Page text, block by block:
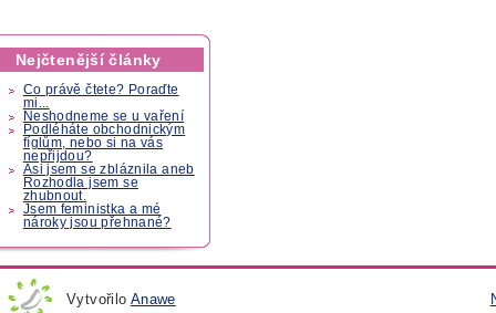
Nejčtenější články
Co právě čtete? Poraďte
mi...
Neshodneme se u vaření
Podléháte obchodnickým
fíglům, nebo si na vás
nepřijdou?
Asi jsem se zbláznila aneb
Rozhodla jsem se
zhubnout.
Jsem feministka a mé
nároky jsou přehnané?
Vytvořilo Anawe